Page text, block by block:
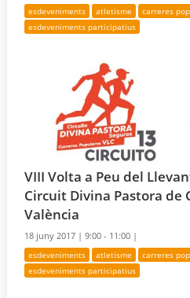
esdeveniments atletisme carreres
esdeveniments participatius
VIII Volta a Peu del
Circuit Divina Pastora de
València
18 juny 2017 |9:00 - 11:00 |
esdeveniments atletisme carreres
esdeveniments participatius